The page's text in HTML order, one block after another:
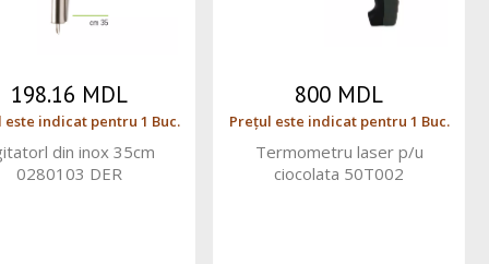
198.16 MDL
este indicat pentru 1 Buc.
din inox 35cm
0280103 DER
800 MDL
Prețul este indicat pentru 1 Buc.
Termometru laser p/u
ciocolata 50T002